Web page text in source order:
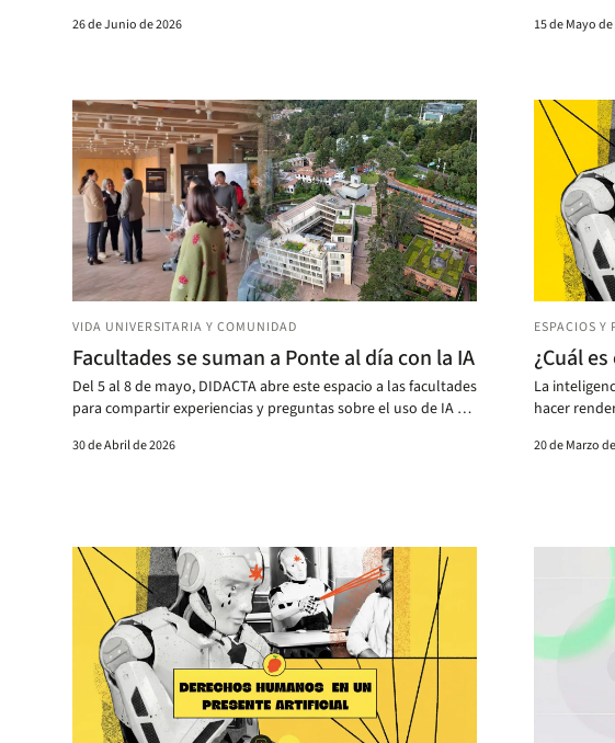
26 de Junio de 2026 15 de Mayo
VIDA UNIVERSITARIA Y COMUNIDAD
Facultades se suman a Ponte al día con la IA
Del 5 al 8 de mayo, DIDACTA abre este espacio a las facultades
para compartir experiencias y preguntas sobre el uso de IA en
30 de Abril de 2026
ESPACIOS Y
¿Cuál
La
hacer
espacios,
20 de Marzo